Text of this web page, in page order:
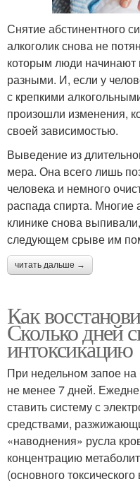
Снятие абстинентного
алкоголик снова не
которым люди
разными. И, если у
с крепкими
произошли изменения,
своей зависимостью.
Выведение из
мера. Она всего лишь
человека и немного
распада спирта. Многие
клинике снова
следующем срыве им
читать дальше →
Как
Сколько дней
интоксикацию
При недельном запое на
не менее 7 дней.
ставить систему с
средствами,
«наводнения» русла
концентрацию
(основного